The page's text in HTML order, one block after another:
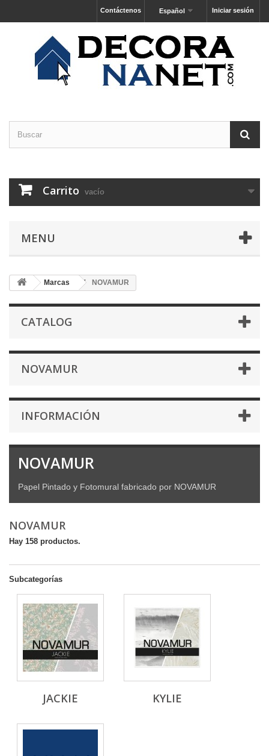
Iniciar sesión
Español
Contáctenos
Carrito vacío
MENU
Marcas NOVAMUR
CATALOG
NOVAMUR
INFORMACIÓN
NOVAMUR
Papel Pintado y Fotomural fabricado por NOVAMUR
NOVAMUR
Hay 158 productos.
Subcategorías
JACKIE KYLIE